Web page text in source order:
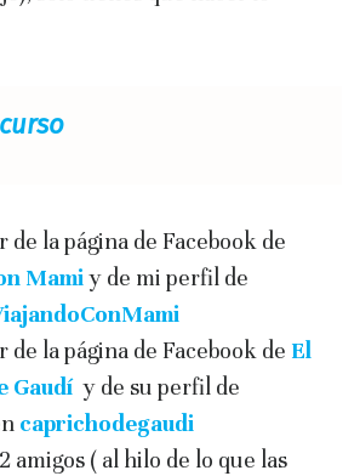
de la página de Facebook de
Mamiy de mi perfil de
de la página de Facebook de El
Gaudí y de su perfil de
caprichodegaudi
amigos ( al hilo de lo que las